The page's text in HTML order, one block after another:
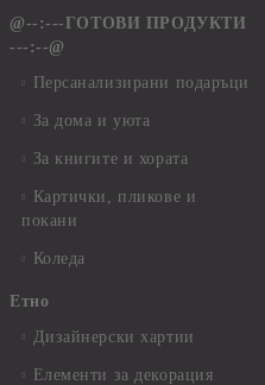
@--:---ГОТОВИ ПРОДУКТИ
---:--@
Персанализирани подаръци
За дома и уюта
За книгите и хората
Картички, пликове и
покани
Коледа
Етно
Дизайнерски хартии
Елементи за декорация